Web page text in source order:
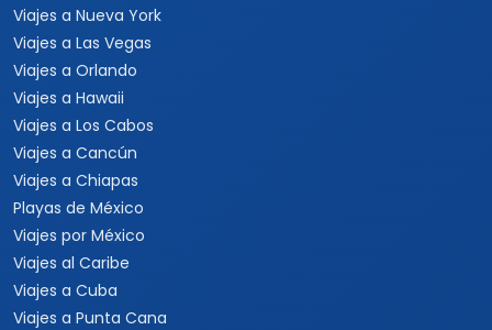
Viajes a Nueva York
Viajes a Las Vegas
Viajes a Orlando
Viajes a Hawaii
Viajes a Los Cabos
Viajes a Cancún
Viajes a Chiapas
Playas de México
Viajes por México
Viajes al Caribe
Viajes a Cuba
Viajes a Punta Cana